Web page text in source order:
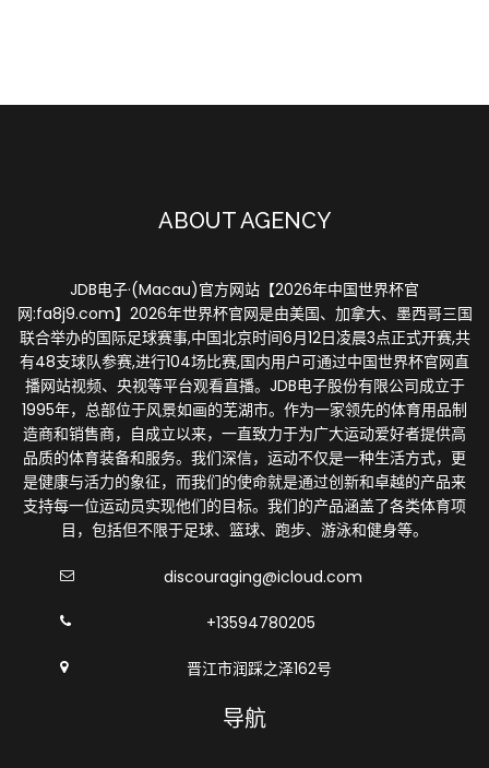
ABOUT AGENCY
JDB电子·(Macau)官方网站【2026年中国世界杯官
网:fa8j9.com】2026年世界杯官网是由美国、加拿大、墨西哥三国
联合举办的国际足球赛事,中国北京时间6月12日凌晨3点正式开赛,共
有48支球队参赛,进行104场比赛,国内用户可通过中国世界杯官网直
播网站视频、央视等平台观看直播。JDB电子股份有限公司成立于
1995年，总部位于风景如画的芜湖市。作为一家领先的体育用品制
造商和销售商，自成立以来，一直致力于为广大运动爱好者提供高
品质的体育装备和服务。我们深信，运动不仅是一种生活方式，更
是健康与活力的象征，而我们的使命就是通过创新和卓越的产品来
支持每一位运动员实现他们的目标。我们的产品涵盖了各类体育项
目，包括但不限于足球、篮球、跑步、游泳和健身等。
discouraging@icloud.com
+13594780205
晋江市润踩之泽162号
导航